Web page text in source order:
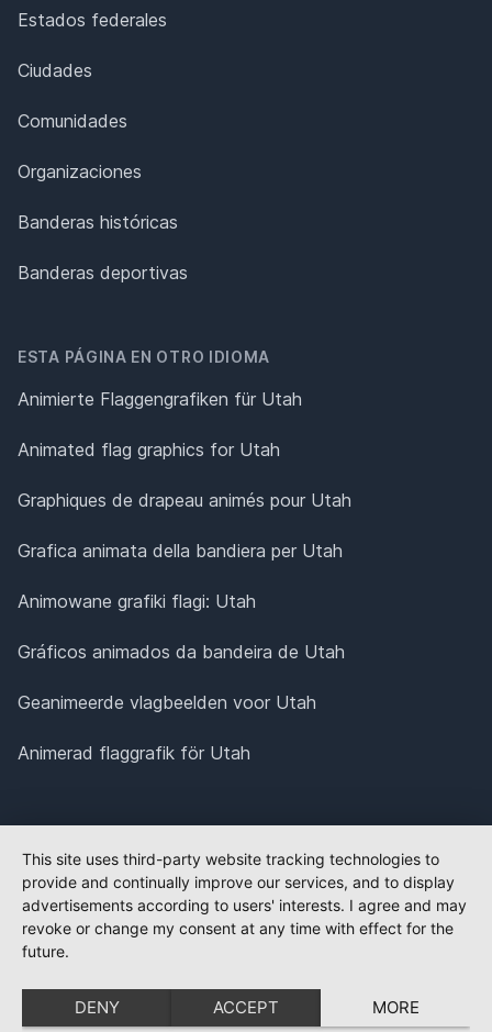
Estados federales
Ciudades
Comunidades
Organizaciones
Banderas históricas
Banderas deportivas
ESTA PÁGINA EN OTRO IDIOMA
Animierte Flaggengrafiken für Utah
Animated flag graphics for Utah
Graphiques de drapeau animés pour Utah
Grafica animata della bandiera per Utah
Animowane grafiki flagi: Utah
Gráficos animados da bandeira de Utah
Geanimeerde vlagbeelden voor Utah
Animerad flaggrafik för Utah
This site uses third-party website tracking technologies to
provide and continually improve our services, and to display
advertisements according to users' interests. I agree and may
revoke or change my consent at any time with effect for the
future.
DENY ACCEPT MORE